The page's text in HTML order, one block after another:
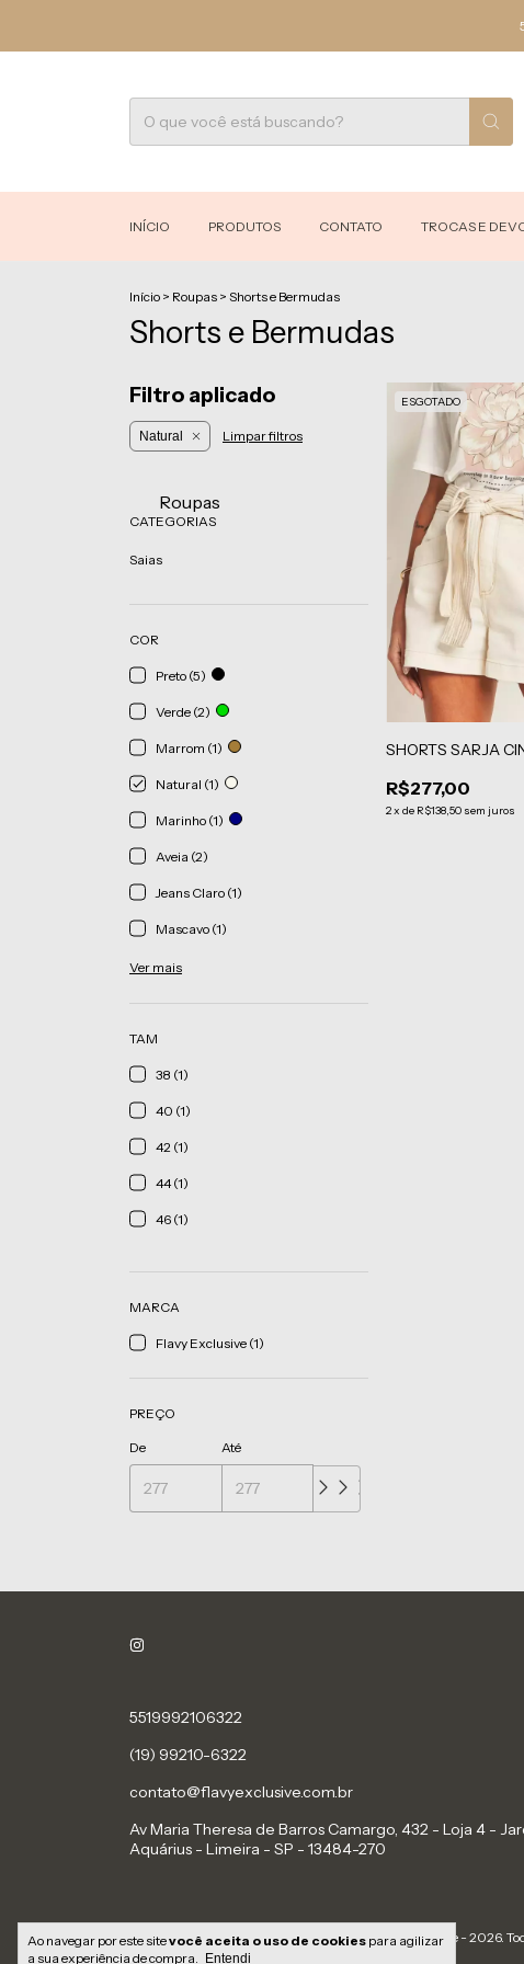
INÍCIO PRODUTOS CONTATO TROCAS E
Ao navegar por este sitevocê aceita o uso de cookies para agilizar
a sua experiência de compra.
Entendi
Início > Roupas > Shorts e Bermudas
Shorts e Bermudas
Filtro aplicado
Natural Limpar filtros
Roupas
CATEGORIAS
Saias
COR
Preto (5)
Verde (2)
Marrom (1)
Natural (1)
Marinho (1)
Aveia (2)
Jeans Claro (1)
Mascavo (1)
Ver mais
TAM
38 (1)
40 (1)
42 (1)
44 (1)
46 (1)
MARCA
Flavy Exclusive (1)
PREÇO
De Até
ESGOTADO
SHORTS SARJA
R$277,00
2xde R$138,50 sem juros
5519992106322
(19) 99210-6322
contato@flavyexclusive.com.br
Av Maria Theresa de Barros Camargo, 432 - Loja 4 -
Aquárius - Limeira - SP - 13484-270
Copyright Flavy Exclusive - 2026.